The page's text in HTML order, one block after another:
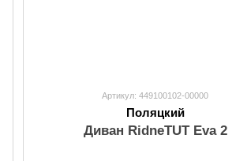
Артикул: 449100102-00000
Поляцкий
Диван RidneTUT Eva 2